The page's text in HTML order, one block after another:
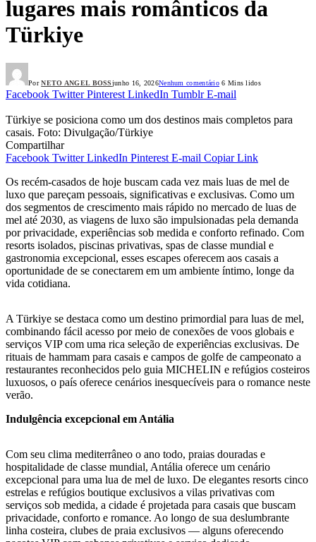
lugares mais românticos da
Türkiye
Por NETO ANGEL BOSSjunho 16, 2026Nenhum comentário 6 Mins lidos
Facebook Twitter Pinterest LinkedIn Tumblr E-mail
Türkiye se posiciona como um dos destinos mais completos para
casais. Foto: Divulgação/Türkiye
Compartilhar
Facebook Twitter LinkedIn Pinterest E-mail Copiar Link
Os recém-casados de hoje buscam cada vez mais luas de mel de
luxo que pareçam pessoais, significativas e exclusivas. Como um
dos segmentos de crescimento mais rápido no mercado de luas de
mel até 2030, as viagens de luxo são impulsionadas pela demanda
por privacidade, experiências sob medida e conforto refinado. Com
resorts isolados, piscinas privativas, spas de classe mundial e
gastronomia excepcional, esses escapes oferecem aos casais a
oportunidade de se conectarem em um ambiente íntimo, longe da
vida cotidiana.
A Türkiye se destaca como um destino primordial para luas de mel,
combinando fácil acesso por meio de conexões de voos globais e
serviços VIP com uma rica seleção de experiências exclusivas. De
rituais de hammam para casais e campos de golfe de campeonato a
restaurantes reconhecidos pelo guia MICHELIN e refúgios costeiros
luxuosos, o país oferece cenários inesquecíveis para o romance neste
verão.
Indulgência excepcional em Antália
Com seu clima mediterrâneo o ano todo, praias douradas e
hospitalidade de classe mundial, Antália oferece um cenário
excepcional para uma lua de mel de luxo. De elegantes resorts cinco
estrelas e refúgios boutique exclusivos a vilas privativas com
serviços sob medida, a cidade é projetada para casais que buscam
privacidade, conforto e romance. Ao longo de sua deslumbrante
linha costeira, clubes de praia exclusivos — alguns oferecendo